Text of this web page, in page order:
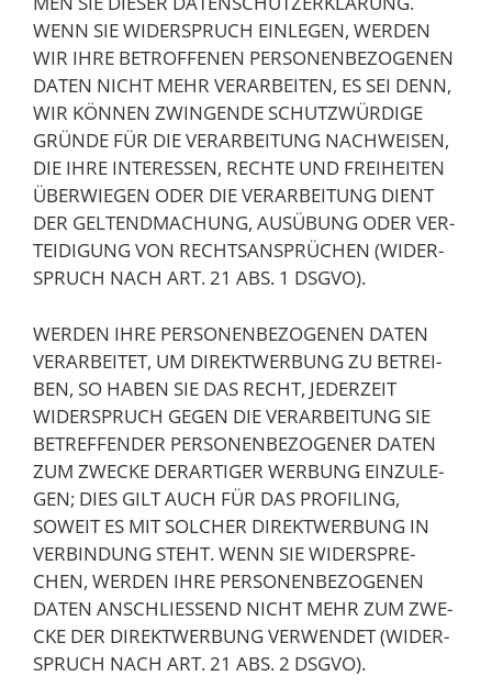
WENN SIE WIDER­SPRUCH EIN­LE­GEN, WER­DEN
WIR IHRE BETROF­FE­NEN PER­SO­NEN­BE­ZO­GE­NEN
DATEN NICHT MEHR VER­AR­BEI­TEN, ES SEI DENN,
WIR KÖN­NEN ZWIN­GEN­DE SCHUTZ­WÜR­DI­GE
GRÜN­DE FÜR DIE VER­AR­BEI­TUNG NACH­WEI­SEN,
DIE IHRE INTER­ES­SEN, RECH­TE UND FREI­HEI­TEN
ÜBER­WIE­GEN ODER DIE VER­AR­BEI­TUNG DIENT
DER GEL­TEND­MA­CHUNG, AUS­ÜBUNG ODER VER­
TEI­DI­GUNG VON RECHTS­AN­SPRÜ­CHEN (WIDER­
SPRUCH NACH ART. 21 ABS. 1 DSGVO).
WER­DEN IHRE PER­SO­NEN­BE­ZO­GE­NEN DATEN
VER­AR­BEI­TET, UM DIREKT­WER­BUNG ZU BETREI­
BEN, SO HABEN SIE DAS RECHT, JEDER­ZEIT
WIDER­SPRUCH GEGEN DIE VER­AR­BEI­TUNG SIE
BETREF­FEN­DER PER­SO­NEN­BE­ZO­GE­NER DATEN
ZUM ZWE­CKE DER­AR­TI­GER WER­BUNG EIN­ZU­LE­
GEN; DIES GILT AUCH FÜR DAS PRO­FIL­ING,
SOWEIT ES MIT SOL­CHER DIREKT­WER­BUNG IN
VER­BIN­DUNG STEHT. WENN SIE WIDER­SPRE­
CHEN, WER­DEN IHRE PER­SO­NEN­BE­ZO­GE­NEN
DATEN ANSCHLIES­SEND NICHT MEHR ZUM ZWE­
CKE DER DIREKT­WER­BUNG VER­WEN­DET (WIDER­
SPRUCH NACH ART. 21 ABS. 2 DSGVO).